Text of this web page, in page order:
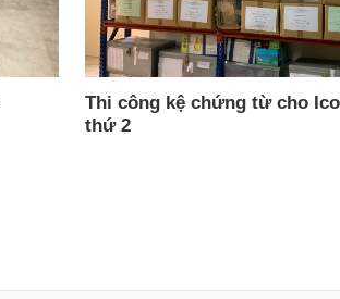
Thi công kệ chứng từ cho
thứ 2